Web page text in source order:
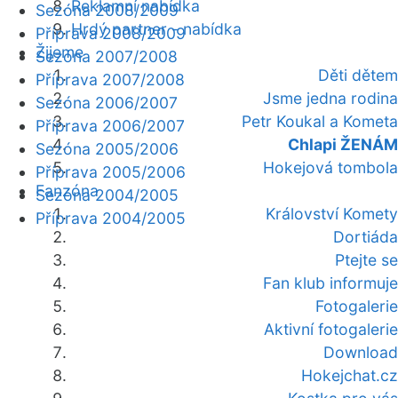
Reklamní nabídka
Hrdý partner - nabídka
Žijeme
Děti dětem
Jsme jedna rodina
Petr Koukal a Kometa
Chlapi ŽENÁM
Hokejová tombola
Fanzóna
Království Komety
Dortiáda
Ptejte se
Fan klub informuje
Fotogalerie
Aktivní fotogalerie
Download
Hokejchat.cz
Sezóna 2008/2009
Příprava 2008/2009
Sezóna 2007/2008
Příprava 2007/2008
Sezóna 2006/2007
Příprava 2006/2007
Sezóna 2005/2006
Příprava 2005/2006
Sezóna 2004/2005
Příprava 2004/2005